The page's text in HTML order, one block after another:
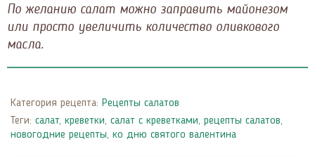
По желанию салат можно заправить майонезом
или просто увеличить количество оливкового
масла.
Категория рецепта: Рецепты салатов
Теги: салат, креветки, салат с креветками, рецепты салатов,
новогодние рецепты, ко дню святого валентина